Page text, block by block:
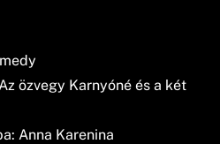
özvegy Karnyóné és a két
Anna Karenina